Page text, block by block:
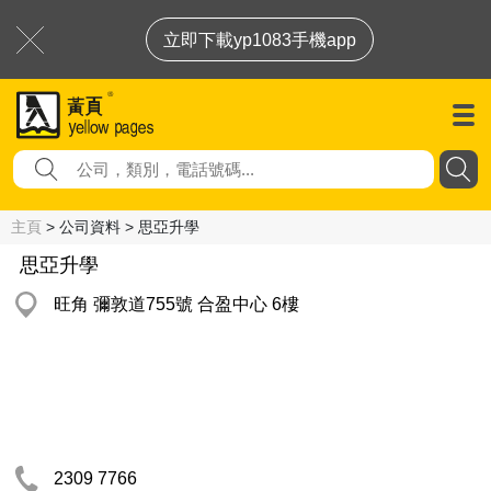
立即下載yp1083手機app
主頁 > 公司資料 > 思亞升學
思亞升學
旺角 彌敦道755號 合盈中心 6樓
2309 7766